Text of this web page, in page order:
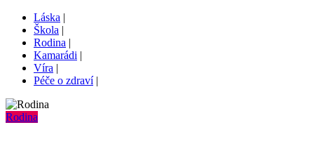
Láska |
Škola |
Rodina |
Kamarádi |
Víra |
Péče o zdraví|
Rodina